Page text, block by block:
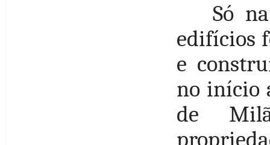
Só
edifícios
e
no início
de